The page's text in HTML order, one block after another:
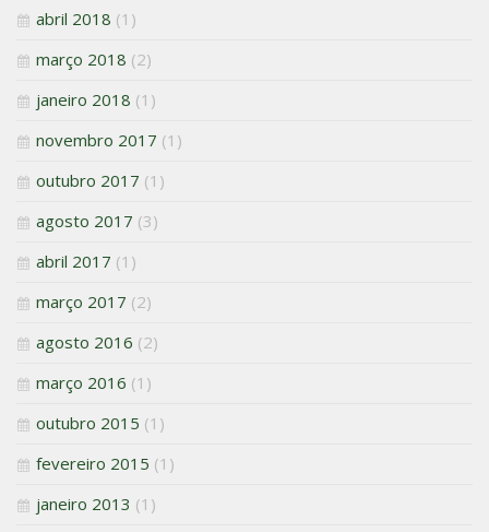
abril 2018 (1)
março 2018 (2)
janeiro 2018 (1)
novembro 2017 (1)
outubro 2017 (1)
agosto 2017 (3)
abril 2017 (1)
março 2017 (2)
agosto 2016 (2)
março 2016 (1)
outubro 2015 (1)
fevereiro 2015 (1)
janeiro 2013 (1)